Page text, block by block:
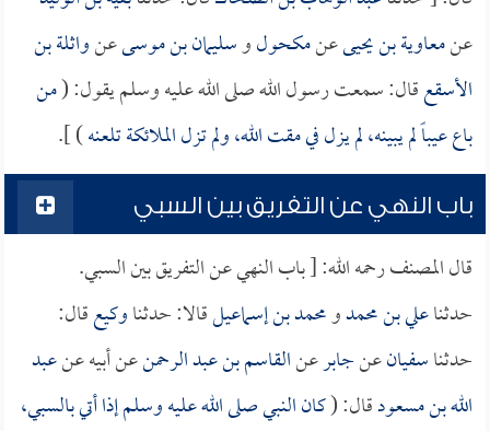
عنمعاوية بن يحيىعنمكحولوسليمان بن موسىعنواثلة بن
الأسقعقال: سمعت رسول الله صلى الله عليه وسلم يقول: (من
باع عيباً لم يبينه، لم يزل في مقت الله، ولم تزل الملائكة تلعنه) ].
باب النهي عن التفريق بين السبي
قال المصنف رحمه الله: [ باب النهي عن التفريق بين السبي.
حدثناعلي بن محمدومحمد بن إسماعيلقالا: حدثناوكيعقال:
حدثناسفيانعنجابرعنالقاسم بن عبد الرحمنعن أبيه عنعبد
الله بن مسعودقال: (كان النبي صلى الله عليه وسلم إذا أتي بالسبي،